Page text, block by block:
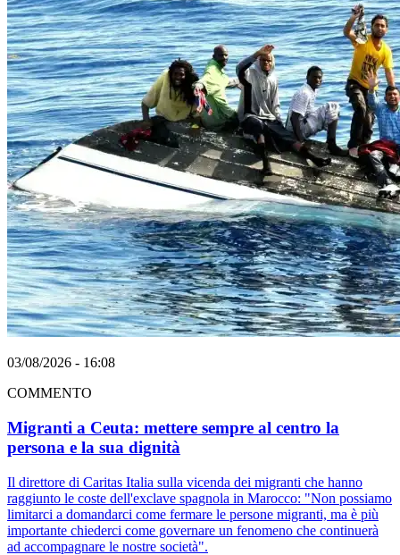
03/08/2026 - 16:08
COMMENTO
Migranti a Ceuta: mettere sempre al centro la
persona e la sua dignità
Il direttore di Caritas Italia sulla vicenda dei migranti che hanno
raggiunto le coste dell'exclave spagnola in Marocco: "Non possiamo
limitarci a domandarci come fermare le persone migranti, ma è più
importante chiederci come governare un fenomeno che continuerà
ad accompagnare le nostre società".